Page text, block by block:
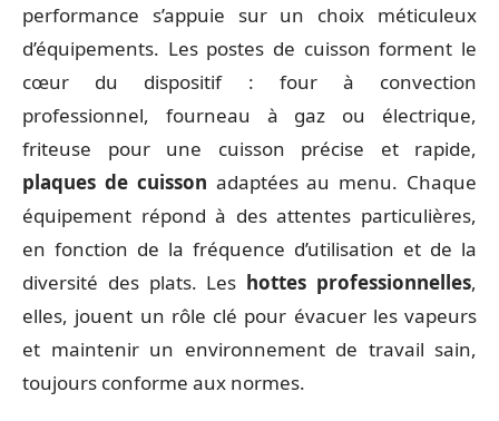
performance s’appuie sur un choix méticuleux
d’équipements. Les postes de cuisson forment le
cœur du dispositif : four à convection
professionnel, fourneau à gaz ou électrique,
friteuse pour une cuisson précise et rapide,
plaques de cuisson adaptées au menu. Chaque
équipement répond à des attentes particulières,
en fonction de la fréquence d’utilisation et de la
diversité des plats. Les hottes professionnelles,
elles, jouent un rôle clé pour évacuer les vapeurs
et maintenir un environnement de travail sain,
toujours conforme aux normes.